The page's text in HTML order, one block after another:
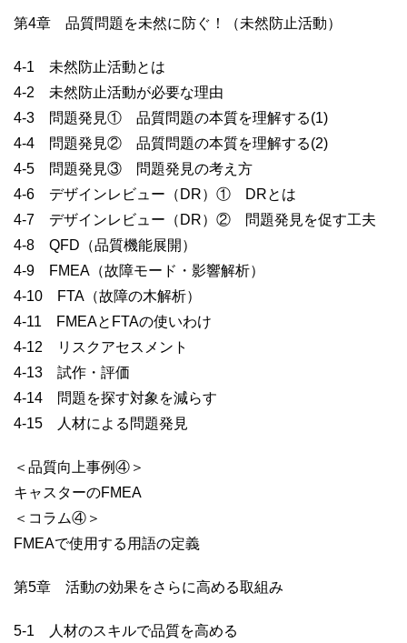
第4章 品質問題を未然に防ぐ！（未然防止活動）
4-1 未然防止活動とは
4-2 未然防止活動が必要な理由
4-3 問題発見① 品質問題の本質を理解する(1)
4-4 問題発見② 品質問題の本質を理解する(2)
4-5 問題発見③ 問題発見の考え方
4-6 デザインレビュー（DR）① DRとは
4-7 デザインレビュー（DR）② 問題発見を促す工夫
4-8 QFD（品質機能展開）
4-9 FMEA（故障モード・影響解析）
4-10 FTA（故障の木解析）
4-11 FMEAとFTAの使いわけ
4-12 リスクアセスメント
4-13 試作・評価
4-14 問題を探す対象を減らす
4-15 人材による問題発見
＜品質向上事例④＞
キャスターのFMEA
＜コラム④＞
FMEAで使用する用語の定義
第5章 活動の効果をさらに高める取組み
5-1 人材のスキルで品質を高める